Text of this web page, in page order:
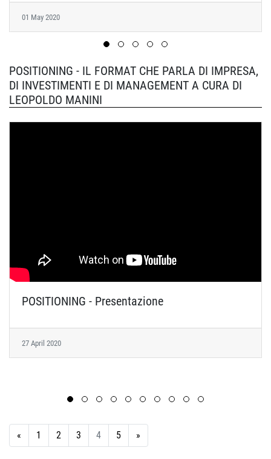
01 May 2020
POSITIONING - IL FORMAT CHE PARLA DI IMPRESA,
DI INVESTIMENTI E DI MANAGEMENT A CURA DI
LEOPOLDO MANINI
POSITIONING - Presentazione
27 April 2020
« Previous
1 2 3 4 5 »